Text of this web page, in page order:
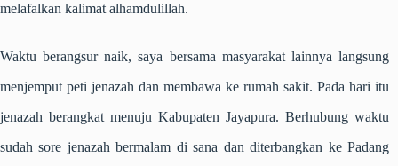
melafalkan kalimat alhamdulillah.
Waktu berangsur naik, saya bersama masyarakat lainnya langsung
menjemput peti jenazah dan membawa ke rumah sakit. Pada hari itu
jenazah berangkat menuju Kabupaten Jayapura. Berhubung waktu
sudah sore jenazah bermalam di sana dan diterbangkan ke Padang